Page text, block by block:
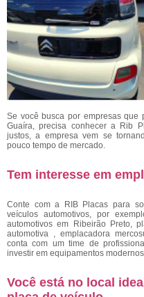
Se você busca por empresas que
Guaíra, precisa conhecer a Rib
justos, a empresa vem se
pouco tempo de mercado.
Tem interesse em
Conte com a RIB Placas para
veículos automotivos, por
automotivos em Ribeirão Preto,
automotiva , emplacadora
conta com um time de
investir em equipamentos
Você está no local